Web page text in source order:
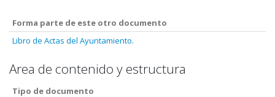
Forma parte de este otro documento
Libro de Actas del Ayuntamiento.
Area de contenido y estructura
Tipo de documento